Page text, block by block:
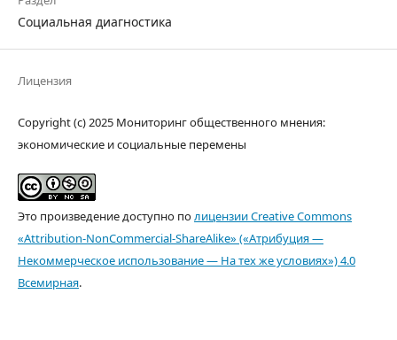
Социальная диагностика
Лицензия
Copyright (c) 2025 Мониторинг общественного мнения:
экономические и социальные перемены
Это произведение доступно полицензии Creative Commons
«Attribution-NonCommercial-ShareAlike» («Атрибуция —
Некоммерческое использование — На тех же условиях») 4.0
Всемирная.